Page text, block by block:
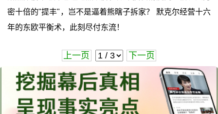
密十倍的"提丰"，岂不是逼着熊瞎子拆家？ 默克尔经营十六
年的东欧平衡术，此刻尽付东流！
上一页 下一页